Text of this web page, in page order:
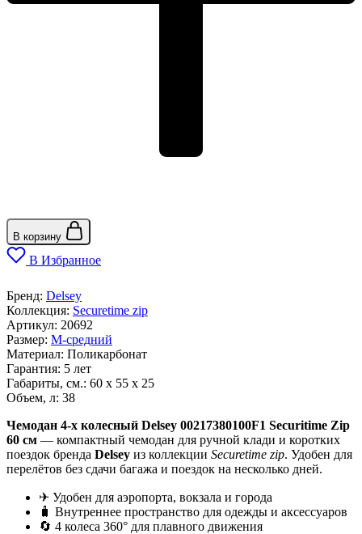
В корзину
В Избранное
Бренд: Delsey
Коллекция: Securetime zip
Артикул: 20692
Размер: M-средний
Материал: Поликарбонат
Гарантия: 5 лет
Габариты, см.: 60 х 55 х 25
Объем, л: 38
Чемодан 4-х колесный Delsey 00217380100F1 Securitime Zip
60 см — компактный чемодан для ручной клади и коротких
поездок бренда Delsey из коллекции Securetime zip. Удобен для
перелётов без сдачи багажа и поездок на несколько дней.
✈ Удобен для аэропорта, вокзала и города
🧳 Внутреннее пространство для одежды и аксессуаров
🔄 4 колеса 360° для плавного движения